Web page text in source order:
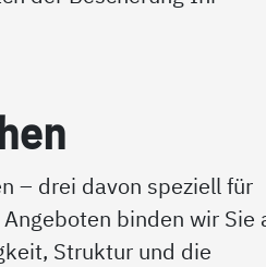
– drei davon speziell für
binden wir Sie
Struktur und die